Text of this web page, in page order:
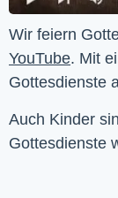
YouTube. Mit
Gottesdienste
Auch Kinder
Gottesdienste